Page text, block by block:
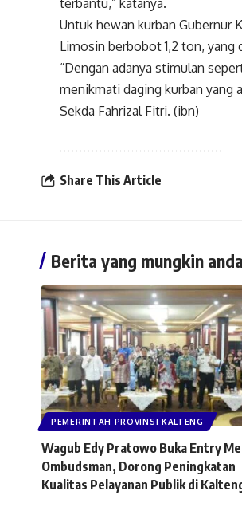
terbantu,” katanya.
Untuk hewan kurban Gubernur
Limosin berbobot 1,2 ton, yang
“Dengan adanya stimulan
menikmati daging kurban yang
Sekda Fahrizal Fitri. (ibn)
Share This Article
Berita yang mungkin
PEMERINTAH PROVINSI KALTENG
Wagub Edy Pratowo Buka Entry
Ombudsman, Dorong Peningkatan
Kualitas Pelayanan Publik di